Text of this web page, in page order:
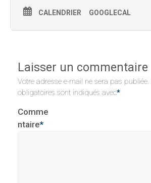
CALENDRIER GOOGLECAL
Laisser un commentaire
Votre adresse e-mail ne sera pas publiée.
obligatoires sont indiqués avec*
Comme
ntaire*